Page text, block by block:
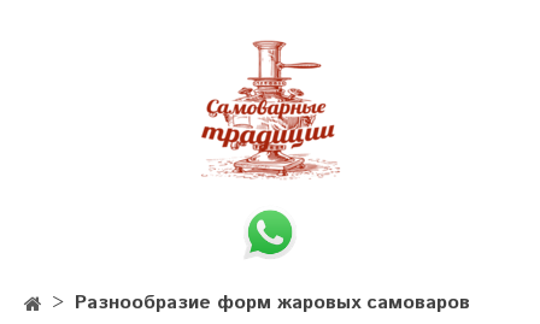
Разнообразие форм жаровых самоваров